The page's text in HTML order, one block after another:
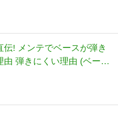
伝! メンテでベースが弾き
由 弾きにくい理由 (ベー